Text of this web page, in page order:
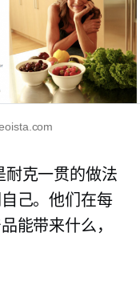
耐克一贯的做法
己。他们在每
能带来什么，